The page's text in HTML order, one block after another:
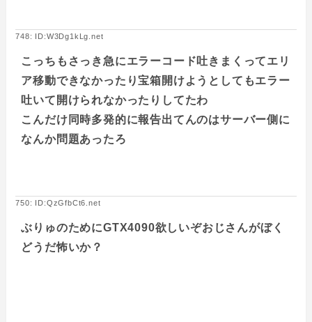
748: ID:W3Dg1kLg.net
こっちもさっき急にエラーコード吐きまくってエリ
ア移動できなかったり宝箱開けようとしてもエラー
吐いて開けられなかったりしてたわ
こんだけ同時多発的に報告出てんのはサーバー側に
なんか問題あったろ
750: ID:QzGfbCt6.net
ぶりゅのためにGTX4090欲しいぞおじさんがぼく
どうだ怖いか？